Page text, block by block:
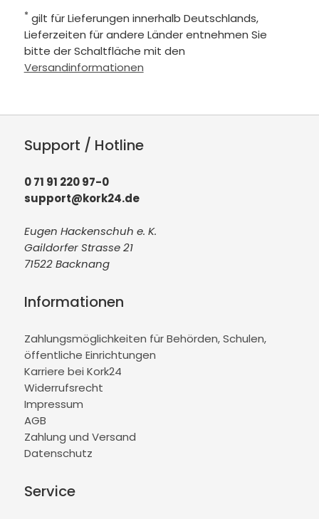
* gilt für Lieferungen innerhalb Deutschlands,
Lieferzeiten für andere Länder entnehmen Sie
bitte der Schaltfläche mit den
Versandinformationen
Support / Hotline
0 71 91 220 97-0
support@kork24.de
Eugen Hackenschuh e. K.
Gaildorfer Strasse 21
71522 Backnang
Informationen
Zahlungsmöglichkeiten für Behörden, Schulen,
öffentliche Einrichtungen
Karriere bei Kork24
Widerrufsrecht
Impressum
AGB
Zahlung und Versand
Datenschutz
Service